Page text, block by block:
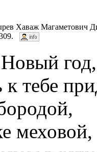
Хаваж Магаметович
год,
к тебе
меховой,